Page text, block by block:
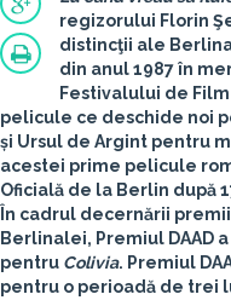
regizorului Florin
distincţii ale
din anul 1987 în
Festivalului de
pelicule ce deschide noi
și Ursul de Argint pentru
acestei prime pelicule
Oficială de la Berlin după
În cadrul decernării
Berlinalei, Premiul DAAD
pentru Colivia. Premiul
pentru o perioadă de trei